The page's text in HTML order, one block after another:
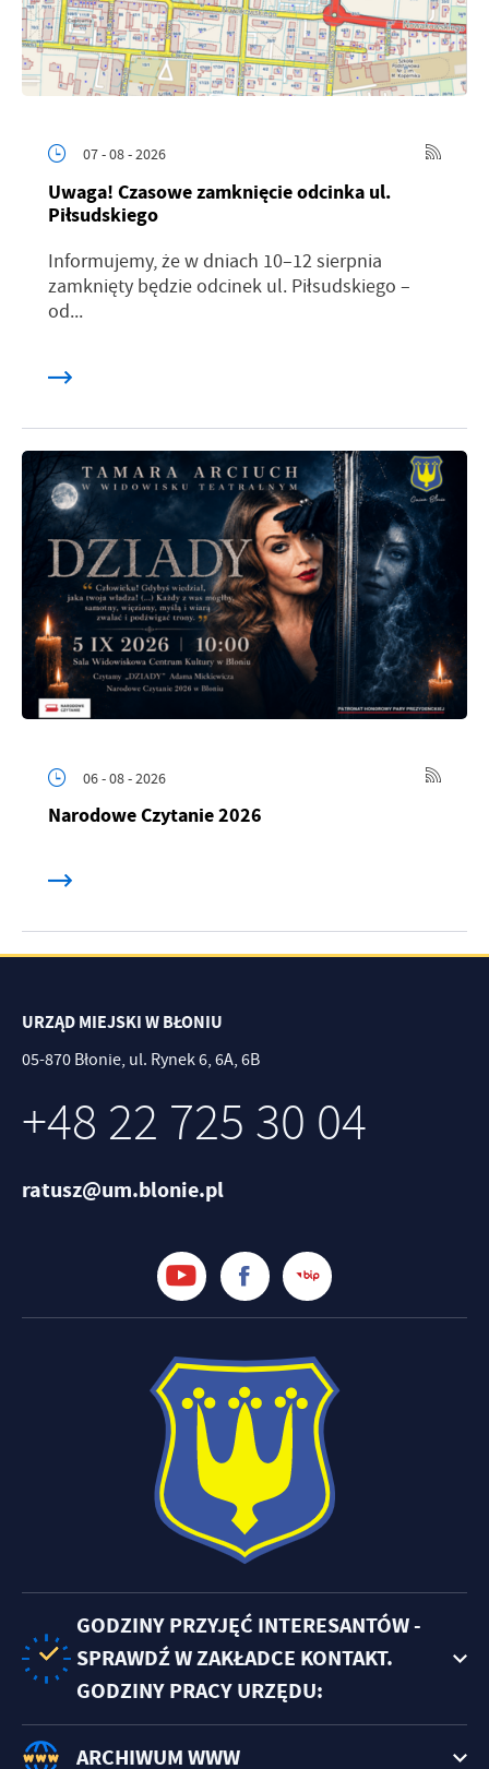
07 - 08 - 2026
Uwaga! Czasowe zamknięcie odcinka ul.
Piłsudskiego
Informujemy, że w dniach 10–12 sierpnia
zamknięty będzie odcinek ul. Piłsudskiego –
od...
06 - 08 - 2026
Narodowe Czytanie 2026
URZĄD MIEJSKI W BŁONIU
05-870 Błonie, ul. Rynek 6, 6A, 6B
+48 22 725 30 04
ratusz@um.blonie.pl
GODZINY PRZYJĘĆ INTERESANTÓW -
SPRAWDŹ W ZAKŁADCE KONTAKT.
GODZINY PRACY URZĘDU:
ARCHIWUM WWW